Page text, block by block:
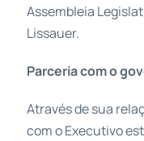
Assembleia
Lissauer.
Parceria com o
Através de sua
com o Executivo